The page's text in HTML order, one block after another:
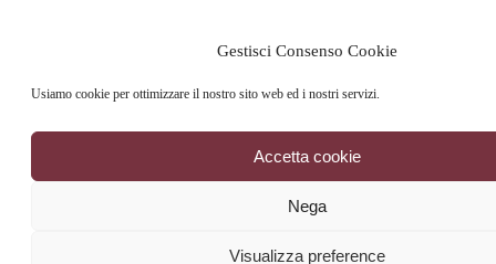
Gestisci Consenso Cookie
Usiamo cookie per ottimizzare il nostro sito web ed i nostri servizi.
Accetta cookie
Nega
Visualizza preference